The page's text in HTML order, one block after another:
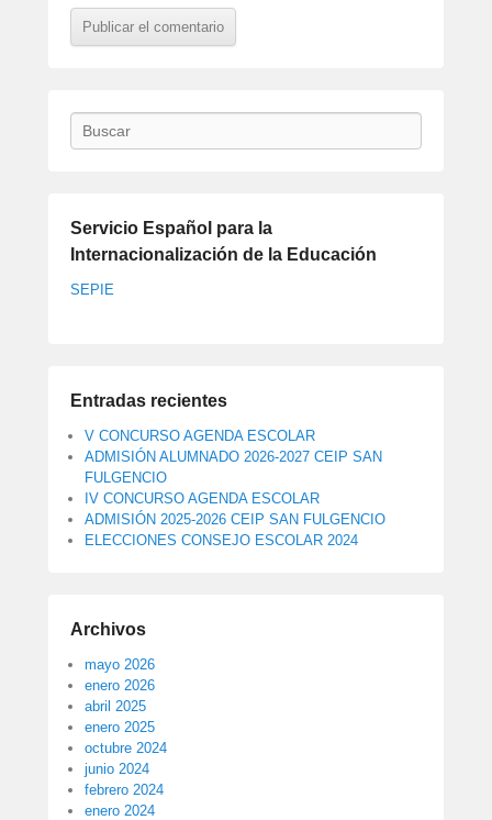
Buscar
Servicio Español para la
Internacionalización de la Educación
SEPIE
Entradas recientes
V CONCURSO AGENDA ESCOLAR
ADMISIÓN ALUMNADO 2026-2027 CEIP SAN
FULGENCIO
IV CONCURSO AGENDA ESCOLAR
ADMISIÓN 2025-2026 CEIP SAN FULGENCIO
ELECCIONES CONSEJO ESCOLAR 2024
Archivos
mayo 2026
enero 2026
abril 2025
enero 2025
octubre 2024
junio 2024
febrero 2024
enero 2024